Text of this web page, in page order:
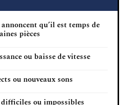
qu’il est temps de
pièces
ou baisse de vitesse
ou nouveaux sons
difficiles ou impossibles